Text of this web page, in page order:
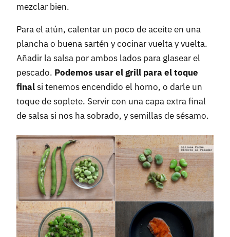
mezclar bien.
Para el atún, calentar un poco de aceite en una
plancha o buena sartén y cocinar vuelta y vuelta.
Añadir la salsa por ambos lados para glasear el
pescado. Podemos usar el grill para el toque
finalsi tenemos encendido el horno, o darle un
toque de soplete. Servir con una capa extra final
de salsa si nos ha sobrado, y semillas de sésamo.